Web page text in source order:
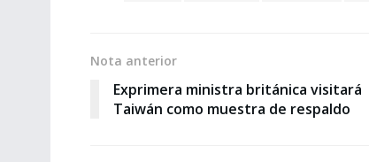
Nota anterior
Exprimera ministra británica visitará
Taiwán como muestra de respaldo